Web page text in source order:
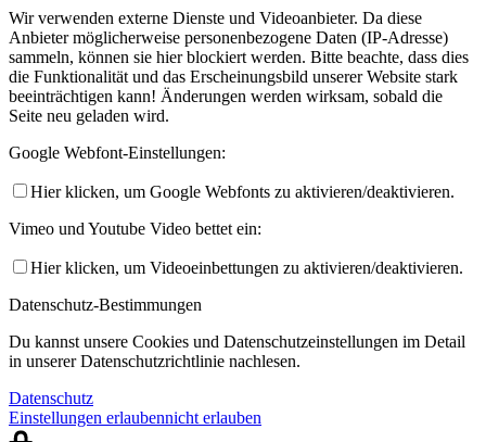
Wir verwenden externe Dienste und Videoanbieter. Da diese
Anbieter möglicherweise personenbezogene Daten (IP-Adresse)
sammeln, können sie hier blockiert werden. Bitte beachte, dass dies
die Funktionalität und das Erscheinungsbild unserer Website stark
beeinträchtigen kann! Änderungen werden wirksam, sobald die
Seite neu geladen wird.
Google Webfont-Einstellungen:
Hier klicken, um Google Webfonts zu aktivieren/deaktivieren.
Vimeo und Youtube Video bettet ein:
Hier klicken, um Videoeinbettungen zu aktivieren/deaktivieren.
Datenschutz-Bestimmungen
Du kannst unsere Cookies und Datenschutzeinstellungen im Detail
in unserer Datenschutzrichtlinie nachlesen.
Datenschutz
Einstellungen erlaubennicht erlauben